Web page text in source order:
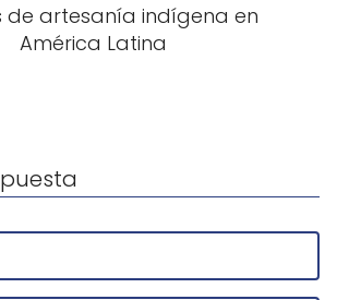
de artesanía indígena en
América Latina